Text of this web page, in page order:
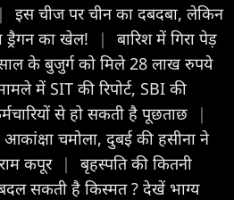
|
इस चीज पर चीन का दबदबा, लेकिन
ड्रैगन का खेल!
|
बारिश में गिरा पेड़
के बुजुर्ग को मिले 28 लाख रुपये
में SIT की रिपोर्ट, SBI की
से हो सकती है पूछताछ
|
चमोला, दुबई की हसीना ने
कपूर |
बृहस्पति की कितनी
सकती है किस्मत ? देखें भाग्य